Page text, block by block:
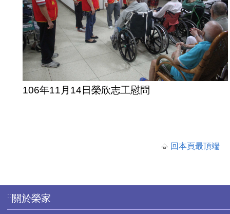
106年11月14日榮欣志工慰問
回本頁最頂端
:::關於榮家